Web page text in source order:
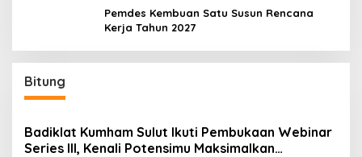
Pemdes Kembuan Satu Susun Rencana
Kerja Tahun 2027
Bitung
Badiklat Kumham Sulut Ikuti Pembukaan Webinar
Series III, Kenali Potensimu Maksimalkan